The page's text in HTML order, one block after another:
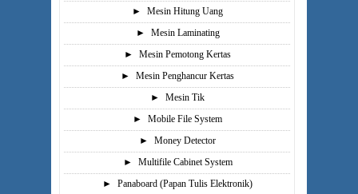
►
Mesin Hitung Uang
►
Mesin Laminating
►
Mesin Pemotong Kertas
►
Mesin Penghancur Kertas
►
Mesin Tik
►
Mobile File System
►
Money Detector
►
Multifile Cabinet System
►
Panaboard (Papan Tulis Elektronik)